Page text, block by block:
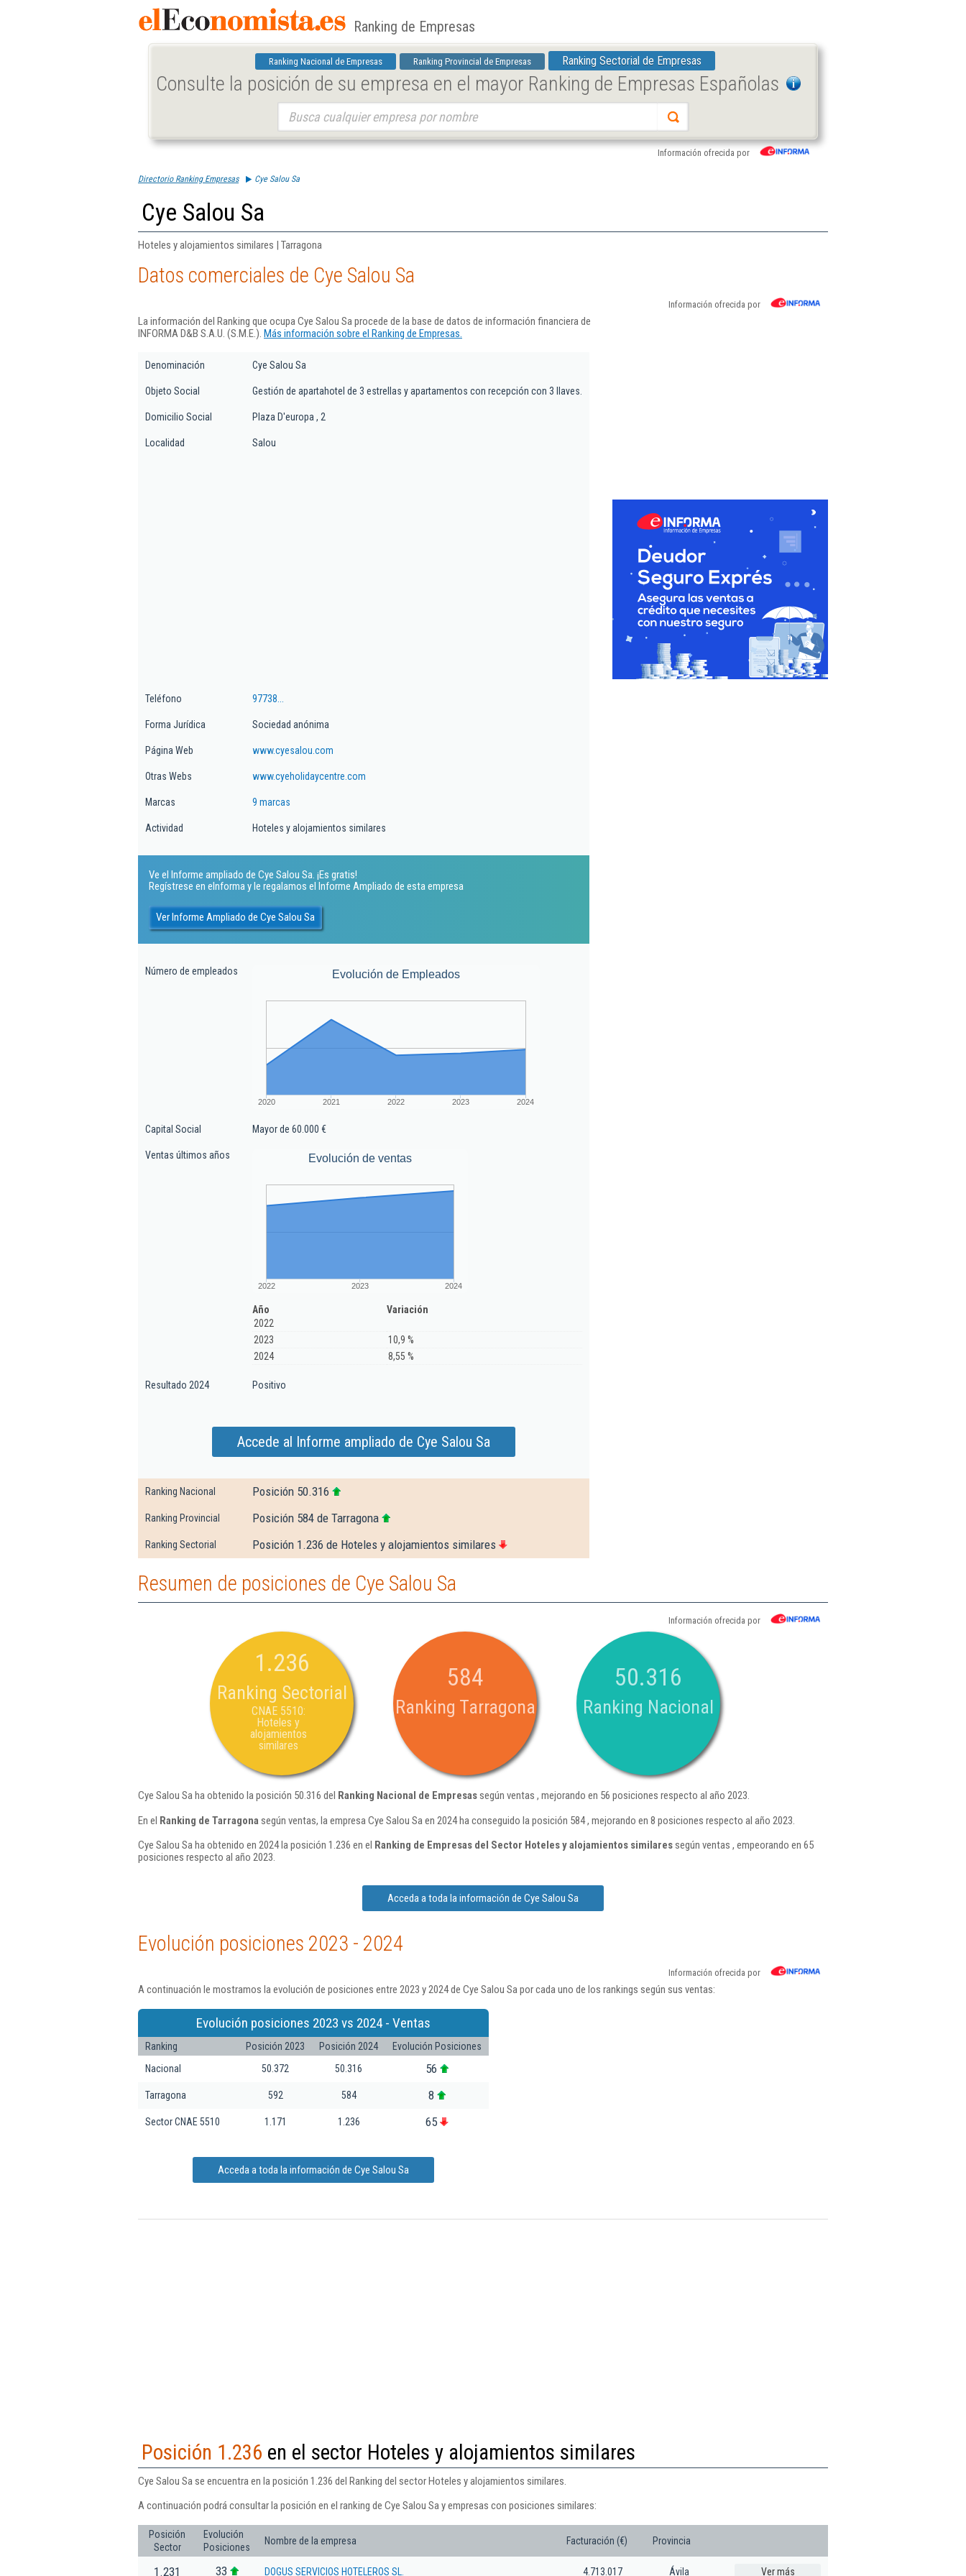
Ranking de Empresas
Ranking Nacional de Empresas Ranking Provincial de Empresas Ranking Sectorial de Empresas
Consulte la posición de su empresa en el mayor Ranking de Empresas Españolas
Información ofrecida por
Directorio Ranking Empresas Cye Salou Sa
Cye Salou Sa
Hoteles y alojamientos similares | Tarragona
Datos comerciales de Cye Salou Sa
Información ofrecida por
La información del Ranking que ocupa Cye Salou Sa procede de la base de datos de información financiera de
INFORMA D&B S.A.U. (S.M.E.). Más información sobre el Ranking de Empresas.
Denominación Cye Salou Sa
Objeto Social Gestión de apartahotel de 3 estrellas y apartamentos con recepción con 3 llaves.
Domicilio Social Plaza D'europa , 2
Localidad Salou
Teléfono 97738...
Forma Jurídica Sociedad anónima
Página Web www.cyesalou.com
Otras Webs www.cyeholidaycentre.com
Marcas 9 marcas
Actividad Hoteles y alojamientos similares
Ve el Informe ampliado de Cye Salou Sa. ¡Es gratis!
Regístrese en eInforma y le regalamos el Informe Ampliado de esta empresa
Ver Informe Ampliado de Cye Salou Sa
Número de empleados Evolución de Empleados
2020 2021 2022 2023 2024
Capital Social Mayor de 60.000 €
Ventas últimos años Evolución de ventas
2022 2023 2024
Año
Variación
2022
2023
10,9 %
2024
8,55 %
Resultado 2024 Positivo
Accede al Informe ampliado de Cye Salou Sa
Ranking Nacional Posición 50.316
Ranking Provincial Posición 584 de Tarragona
Ranking Sectorial Posición 1.236 de Hoteles y alojamientos similares
Resumen de posiciones de Cye Salou Sa
Información ofrecida por
1.236
Ranking Sectorial
CNAE 5510:
Hoteles y
alojamientos
similares
584
Ranking Tarragona
50.316
Ranking Nacional
Cye Salou Sa ha obtenido la posición 50.316 del Ranking Nacional de Empresassegún ventas , mejorando en 56 posiciones respecto al año 2023.
En el Ranking de Tarragona según ventas, la empresa Cye Salou Sa en 2024 ha conseguido la posición 584 , mejorando en 8 posiciones respecto al año 2023.
Cye Salou Sa ha obtenido en 2024 la posición 1.236 en el Ranking de Empresas del Sector Hoteles y alojamientos similaressegún ventas , empeorando en 65
posiciones respecto al año 2023.
Acceda a toda la información de Cye Salou Sa
Evolución posiciones 2023 - 2024
Información ofrecida por
A continuación le mostramos la evolución de posiciones entre 2023 y 2024 de Cye Salou Sa por cada uno de los rankings según sus ventas:
Evolución posiciones 2023 vs 2024 - Ventas
Ranking Posición 2023 Posición 2024
Evolución Posiciones
Nacional
50.372 50.316 56
Tarragona 592 584 8
Sector CNAE 5510 1.171 1.236 65
Acceda a toda la información de Cye Salou Sa
Posición 1.236 en el sector Hoteles y alojamientos similares
Cye Salou Sa se encuentra en la posición 1.236 del Ranking del sector Hoteles y alojamientos similares.
A continuación podrá consultar la posición en el ranking de Cye Salou Sa y empresas con posiciones similares:
Posición
Sector
Evolución
Posiciones
Nombre de la empresa Facturación (€) Provincia
1.231 33 DOGUS SERVICIOS HOTELEROS SL. 4.713.017 Ávila Ver más